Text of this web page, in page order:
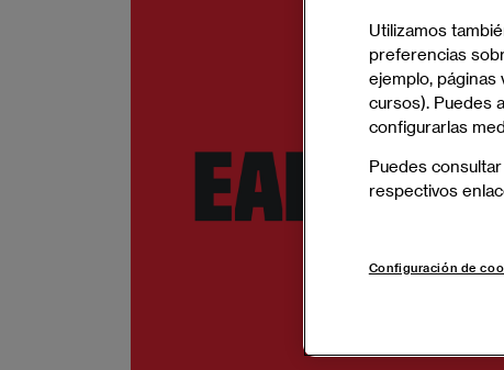
Utilizamos
preferencias
ejemplo, páginas
cursos). Puedes
configurarlas
Puedes
respectivos
Configuración de